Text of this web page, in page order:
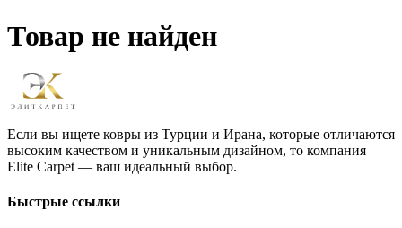
Товар не найден
Если вы ищете ковры из Турции и Ирана, которые отличаются
высоким качеством и уникальным дизайном, то компания
Elite Carpet — ваш идеальный выбор.
Быстрые ссылки